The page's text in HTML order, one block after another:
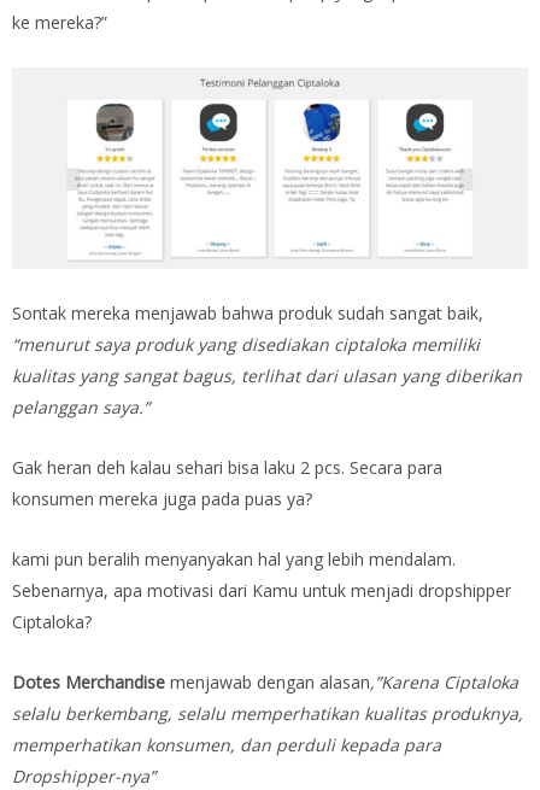
ke mereka?”
Sontak mereka menjawab bahwa produk sudah sangat baik,
“menurut saya produk yang disediakan ciptaloka memiliki
kualitas yang sangat bagus, terlihat dari ulasan yang diberikan
pelanggan saya.”
Gak heran deh kalau sehari bisa laku 2 pcs. Secara para
konsumen mereka juga pada puas ya?
kami pun beralih menyanyakan hal yang lebih mendalam.
Sebenarnya, apa motivasi dari Kamu untuk menjadi dropshipper
Ciptaloka?
Dotes Merchandise menjawab dengan alasan,”Karena Ciptaloka
selalu berkembang, selalu memperhatikan kualitas produknya,
memperhatikan konsumen, dan perduli kepada para
Dropshipper-nya”